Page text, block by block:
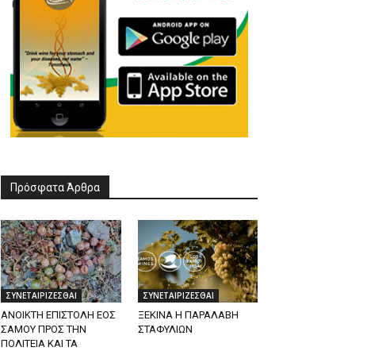
Πρόσφατα Άρθρα
ΣΥΝΕΤΑΙΡΙΖΕΣΘΑΙ
ΑΝΟΙΚΤΗ ΕΠΙΣΤΟΛΗ ΕΟΣ
ΣΑΜΟΥ ΠΡΟΣ ΤΗΝ
ΠΟΛΙΤΕΙΑ ΚΑΙ ΤΑ
ΣΥΝΕΤΑΙΡΙΖΕΣΘΑΙ
ΞΕΚΙΝΑ Η ΠΑΡΑΛΑΒΗ
ΣΤΑΦΥΛΙΩΝ